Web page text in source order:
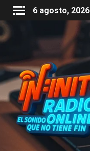
6 agosto, 2026